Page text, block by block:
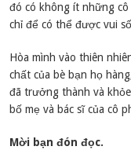
đó có không ít những
chỉ để có thể được vui
Hòa mình vào thiên
chất của bè bạn họ
đã trưởng thành và
bố mẹ và bác sĩ của cô
Mời bạn đón đọc.